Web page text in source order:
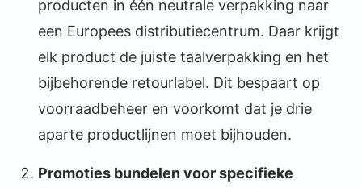
producten in één neutrale verpakking naar
een Europees distributiecentrum. Daar krijgt
elk product de juiste taalverpakking en het
bijbehorende retourlabel. Dit bespaart op
voorraadbeheer en voorkomt dat je drie
aparte productlijnen moet bijhouden.
Promoties bundelen voor specifieke